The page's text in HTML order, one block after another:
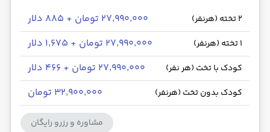
2 تخته (هرنفر) ۲۷٬۹۹۰٬۰۰۰ تومان + ۸۸۵ دلار
1 تخته (هرنفر) ۲۷٬۹۹۰٬۰۰۰ تومان + ۱٬۶۷۵ دلار
کودک با تخت (هر نفر) ۲۷٬۹۹۰٬۰۰۰ تومان + ۴۶۶ دلار
کودک بدون تخت (هرنفر) ۳۲٬۹۰۰٬۰۰۰ تومان
مشاوره و رزرو رایگان